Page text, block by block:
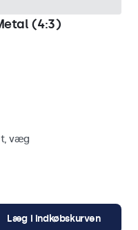
(4:3)
væg
Læg i indkøbskurven